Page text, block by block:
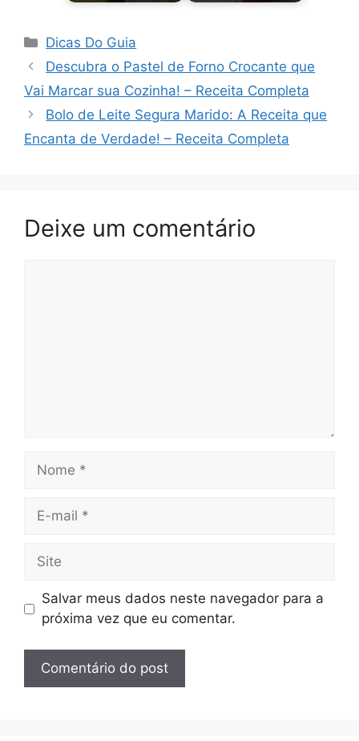
Categorias
Dicas Do Guia
Descubra o Pastel de Forno Crocante que
Vai Marcar sua Cozinha! – Receita Completa
Bolo de Leite Segura Marido: A Receita que
Encanta de Verdade! – Receita Completa
Deixe um comentário
Nome
Site
Salvar meus dados neste navegador para a
próxima vez que eu comentar.